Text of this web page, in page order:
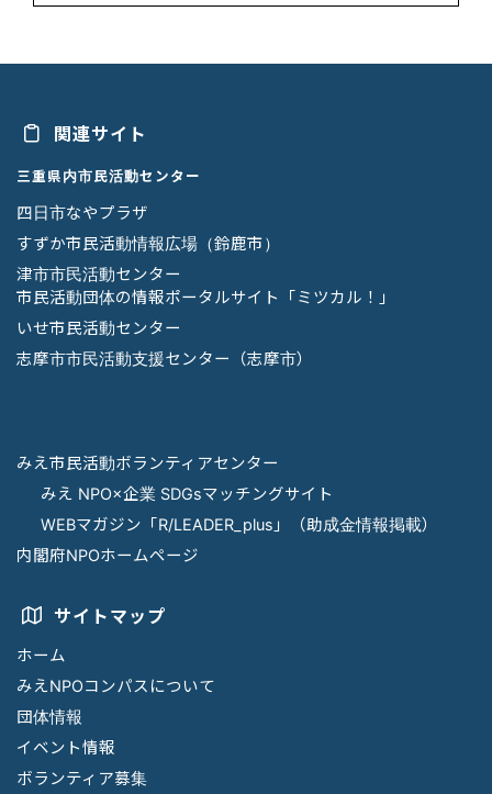
関連サイト
三重県内市民活動センター
四日市なやプラザ
すずか市民活動情報広場（鈴鹿市）
津市市民活動センター
市民活動団体の情報ポータルサイト「ミツカル！」
いせ市民活動センター
志摩市市民活動支援センター（志摩市）
みえ市民活動ボランティアセンター
みえ NPO×企業 SDGsマッチングサイト
WEBマガジン「R/LEADER_plus」（助成金情報掲載）
内閣府NPOホームページ
サイトマップ
ホーム
みえNPOコンパスについて
団体情報
イベント情報
ボランティア募集